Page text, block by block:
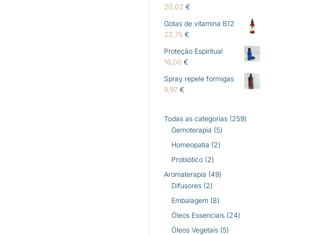
20,02€
Gotas de vitamina B12
22,75€
Proteção Espiritual
16,00€
Spray repele formigas
9,97€
Todas as categorias 259259
Gemoterapia 55
Homeopatia 22
Probiótico 22
produtos
Aromaterapia 4949
Difusores 22
produtos
Embalagem 88
produtos
Óleos Essenciais 2424
Óleos Vegetais 55